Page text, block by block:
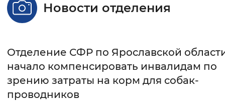
Стандартный Увеличенный
Интервал между буквами
Новости отделения
Отделение СФР по Ярославской
начало компенсировать инвалидам по
зрению затраты на корм для собак-
проводников